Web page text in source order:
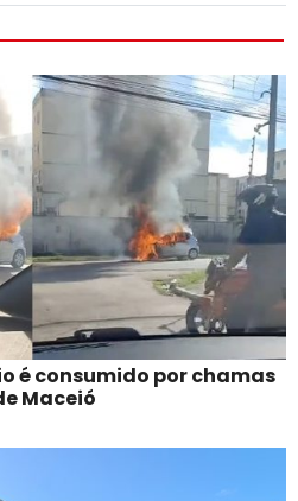
é consumido por chamas
Maceió